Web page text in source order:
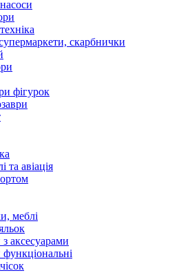
скарбнички
фігурок
та авіація
меблі
аксесуарами